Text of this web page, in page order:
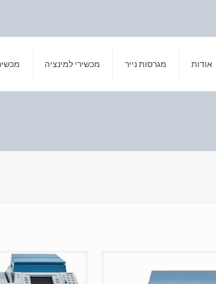
אודות מגרסות נייר מכשירי למינציה